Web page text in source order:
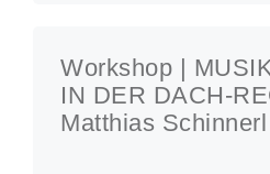
Workshop |
IN DER DACH-
Matthias